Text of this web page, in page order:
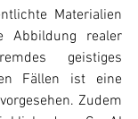
Materialien
Abbildung realer
geistiges
Fällen ist eine
Zudem